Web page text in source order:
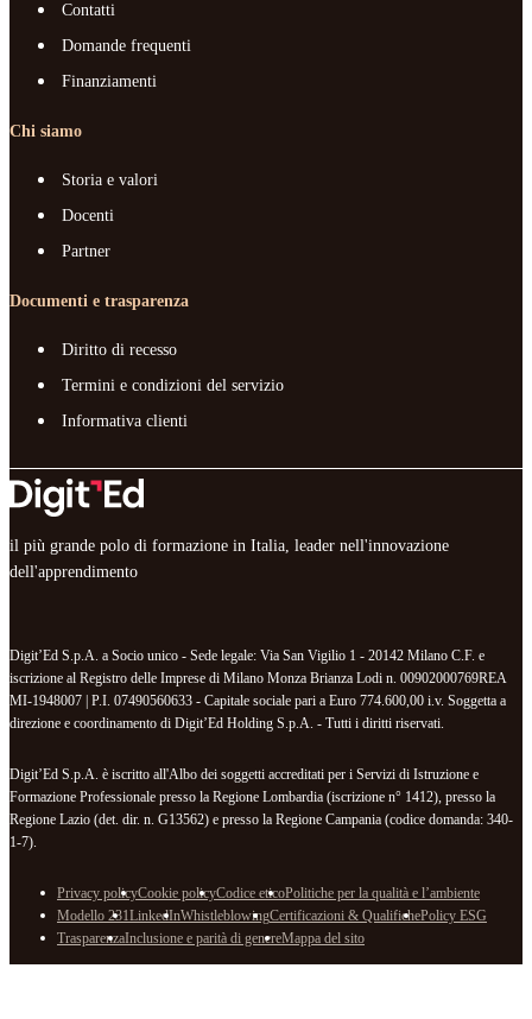
Contatti
Domande frequenti
Finanziamenti
Chi siamo
Storia e valori
Docenti
Partner
Documenti e trasparenza
Diritto di recesso
Termini e condizioni del servizio
Informativa clienti
il più grande polo di formazione in Italia, leader nell'innovazione
dell'apprendimento
Digit’Ed S.p.A. a Socio unico - Sede legale: Via San Vigilio 1 - 20142 Milano C.F. e
iscrizione al Registro delle Imprese di Milano Monza Brianza Lodi n. 00902000769REA
MI-1948007 | P.I. 07490560633 - Capitale sociale pari a Euro 774.600,00 i.v. Soggetta a
direzione e coordinamento di Digit’Ed Holding S.p.A. - Tutti i diritti riservati.
Digit’Ed S.p.A. è iscritto all'Albo dei soggetti accreditati per i Servizi di Istruzione e
Formazione Professionale presso la Regione Lombardia (iscrizione n° 1412), presso la
Regione Lazio (det. dir. n. G13562) e presso la Regione Campania (codice domanda: 340-
1-7).
Privacy policyCookie policyCodice eticoPolitiche per la qualità e l’ambiente
Modello 231LinkedInWhistleblowingCertificazioni & QualifichePolicy ESG
TrasparenzaInclusione e parità di genereMappa del sito